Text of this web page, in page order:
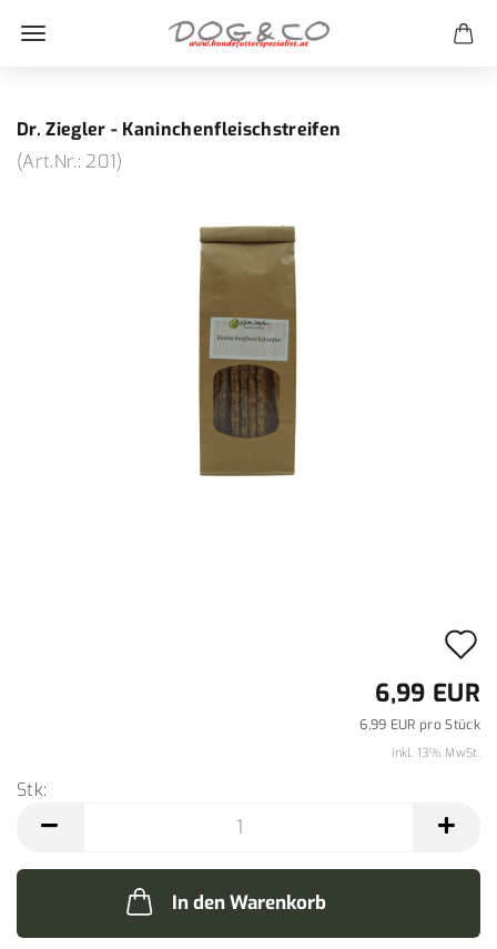
Dr. Ziegler - Kaninchenfleischstreifen
(Art.Nr.: 201)
6,99 EUR
6,99 EUR pro Stück
inkl. 13% MwSt.
Stk:
In den Warenkorb